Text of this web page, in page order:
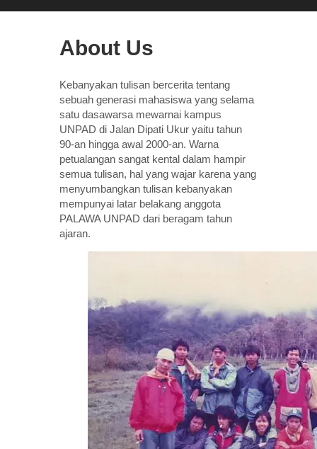
About Us
Kebanyakan tulisan bercerita tentang
sebuah generasi mahasiswa yang selama
satu dasawarsa mewarnai kampus
UNPAD di Jalan Dipati Ukur yaitu tahun
90-an hingga awal 2000-an. Warna
petualangan sangat kental dalam hampir
semua tulisan, hal yang wajar karena yang
menyumbangkan tulisan kebanyakan
mempunyai latar belakang anggota
PALAWA UNPAD dari beragam tahun
ajaran.